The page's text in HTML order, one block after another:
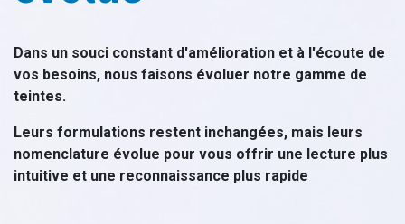
Dans un souci constant d'amélioration et à l'écoute de
vos besoins, nous faisons évoluer notre gamme de
teintes.
Leurs formulations restent inchangées, mais leurs
nomenclature évolue pour vous offrir une lecture plus
intuitive et une reconnaissance plus rapide